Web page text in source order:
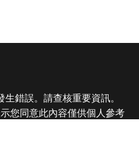
錯誤。請查核重要資訊。
您同意此內容僅供個人參考